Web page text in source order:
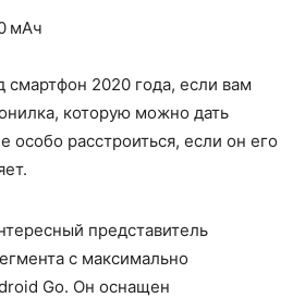
мАч
2020 года, если вам
которую можно дать
особо расстроиться, если он его
представитель
c максимально
Go. Он оснащен